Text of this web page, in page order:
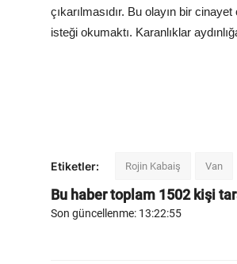
çıkarılmasıdır. Bu olayın bir
isteği okumaktı. Karanlıklar
Etiketler: Rojin Kabaiş Van
Bu haber toplam 1502kişi
Son güncellenme: 13:22:55